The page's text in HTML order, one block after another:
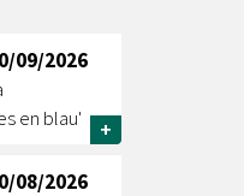
09/2026
en blau'
+
08/2026